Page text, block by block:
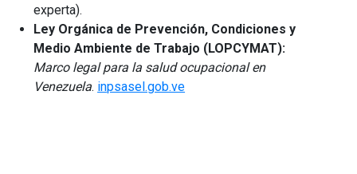
experta).
Ley Orgánica de Prevención, Condiciones y
Medio Ambiente de Trabajo (LOPCYMAT):
Marco legal para la salud ocupacional en
Venezuela. inpsasel.gob.ve